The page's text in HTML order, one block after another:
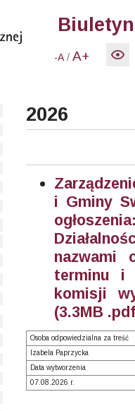
-A /A+
2026
i Gminy
nazwami
terminu i
komisji
(3.3MB
Osoba odpowiedzialna za treść
Izabela Paprzycka
Data wytworzenia
07.08.2026 r.